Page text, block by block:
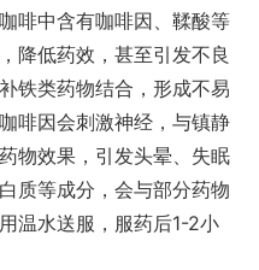
啡中含有咖啡因、鞣酸等
降低药效，甚至引发不良
铁类药物结合，形成不易
啡因会刺激神经，与镇静
物效果，引发头晕、失眠
质等成分，会与部分药物
温水送服，服药后1-2小